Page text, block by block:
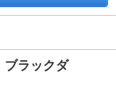
ラックダ